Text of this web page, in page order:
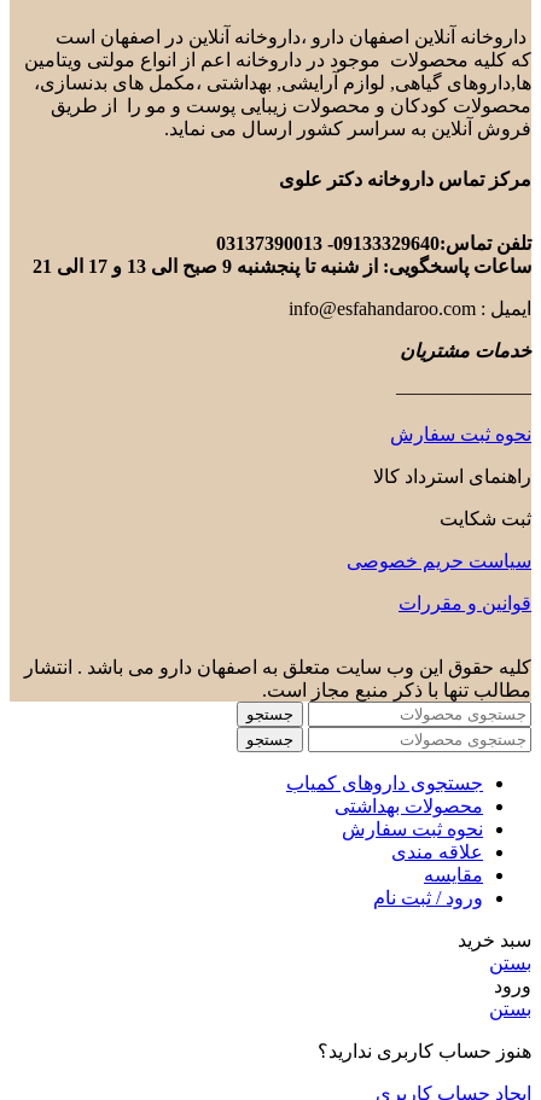
داروخانه آنلاین اصفهان دارو ،داروخانه آنلاین در اصفهان است
که کلیه محصولات موجود در داروخانه اعم از انواع مولتی ویتامین
ها,داروهای گیاهی, لوازم آرایشی, بهداشتی ،مکمل های بدنسازی،
محصولات کودکان و محصولات زیبایی پوست و مو را از طریق
فروش آنلاین به سراسر کشور ارسال می نماید.
مرکز تماس داروخانه دکتر علوی
تلفن تماس:09133329640- 03137390013
ساعات پاسخگویی: از شنبه تا پنجشنبه 9 صبح الی 13 و 17 الی 21
ایمیل : info@esfahandaroo.com
خدمات مشتریان
———————
نحوه ثبت سفارش
راهنمای استرداد کالا
ثبت شکایت
سیاست حریم خصوصی
قوانین و مقررات
کلیه حقوق این وب سایت متعلق به اصفهان دارو می باشد . انتشار
مطالب تنها با ذکر منبع مجاز است.
جستجو
جستجو
جستجوی داروهای کمیاب
محصولات بهداشتی
نحوه ثبت سفارش
علاقه مندی
مقایسه
ورود / ثبت نام
سبد خرید
بستن
ورود
بستن
هنوز حساب کاربری ندارید؟
ایجاد حساب کاربری